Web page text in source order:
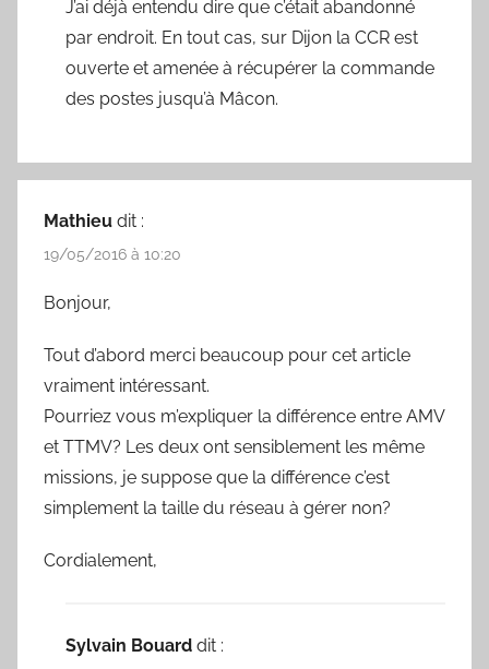
J’ai déjà entendu dire que c’était abandonné
par endroit. En tout cas, sur Dijon la CCR est
ouverte et amenée à récupérer la commande
des postes jusqu’à Mâcon.
Mathieu dit :
19/05/2016 à 10:20
Bonjour,
Tout d’abord merci beaucoup pour cet article
vraiment intéressant.
Pourriez vous m’expliquer la différence entre AMV
et TTMV? Les deux ont sensiblement les même
missions, je suppose que la différence c’est
simplement la taille du réseau à gérer non?
Cordialement,
Sylvain Bouard dit :